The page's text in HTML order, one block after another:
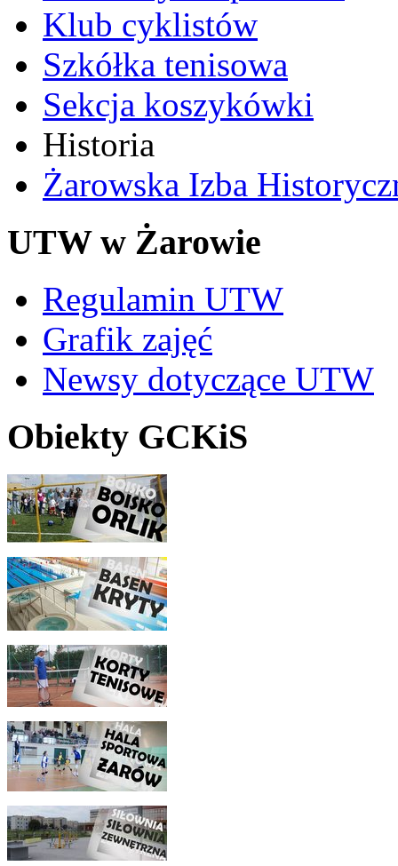
Klub cyklistów
Szkółka tenisowa
Sekcja koszykówki
Historia
Żarowska Izba
UTW w Żarowie
Regulamin UTW
Grafik zajęć
Newsy dotyczące UTW
Obiekty GCKiS